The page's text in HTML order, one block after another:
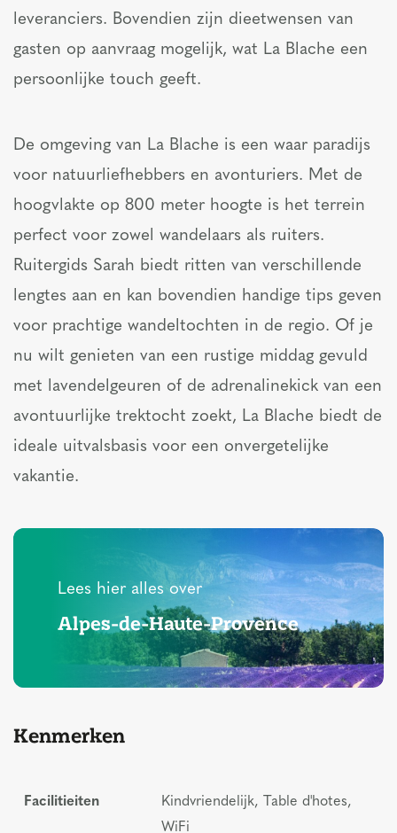
leveranciers. Bovendien zijn dieetwensen van
gasten op aanvraag mogelijk, wat La Blache een
persoonlijke touch geeft.
De omgeving van La Blache is een waar paradijs
voor natuurliefhebbers en avonturiers. Met de
hoogvlakte op 800 meter hoogte is het terrein
perfect voor zowel wandelaars als ruiters.
Ruitergids Sarah biedt ritten van verschillende
lengtes aan en kan bovendien handige tips geven
voor prachtige wandeltochten in de regio. Of je
nu wilt genieten van een rustige middag gevuld
met lavendelgeuren of de adrenalinekick van een
avontuurlijke trektocht zoekt, La Blache biedt de
ideale uitvalsbasis voor een onvergetelijke
vakantie.
Lees hier alles over
Alpes-de-Haute-Provence
Kenmerken
Facilitieiten
Kindvriendelijk, Table d'hotes,
WiFi